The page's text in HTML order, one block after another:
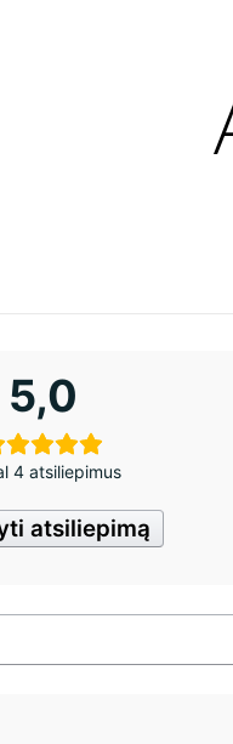
5,0
4 atsiliepimus
atsiliepimą